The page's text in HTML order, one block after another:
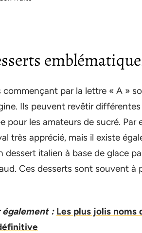
commençant par la lettre « A »
Ils peuvent revêtir
pour les amateurs de sucré. Par
très apprécié, mais il existe
dessert italien à base de glace
Ces desserts sont souvent à
: Les plus jolis